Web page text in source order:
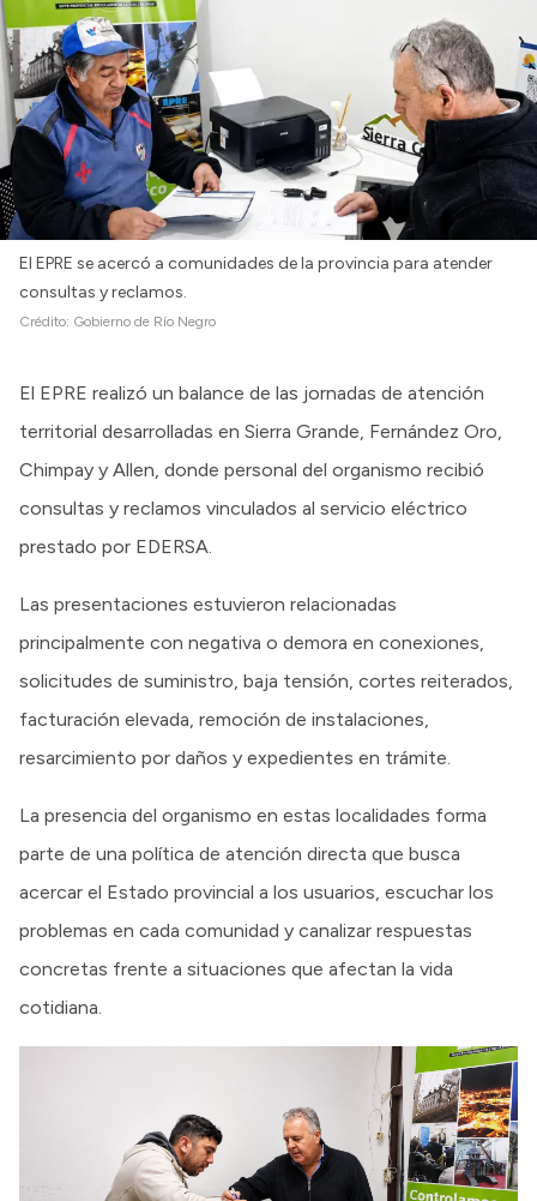
El EPRE se acercó a comunidades de la provincia para atender
consultas y reclamos.
Crédito: Gobierno de Río Negro
El EPRE realizó un balance de las jornadas de atención
territorial desarrolladas en Sierra Grande, Fernández Oro,
Chimpay y Allen, donde personal del organismo recibió
consultas y reclamos vinculados al servicio eléctrico
prestado por EDERSA.
Las presentaciones estuvieron relacionadas
principalmente con negativa o demora en conexiones,
solicitudes de suministro, baja tensión, cortes reiterados,
facturación elevada, remoción de instalaciones,
resarcimiento por daños y expedientes en trámite.
La presencia del organismo en estas localidades forma
parte de una política de atención directa que busca
acercar el Estado provincial a los usuarios, escuchar los
problemas en cada comunidad y canalizar respuestas
concretas frente a situaciones que afectan la vida
cotidiana.